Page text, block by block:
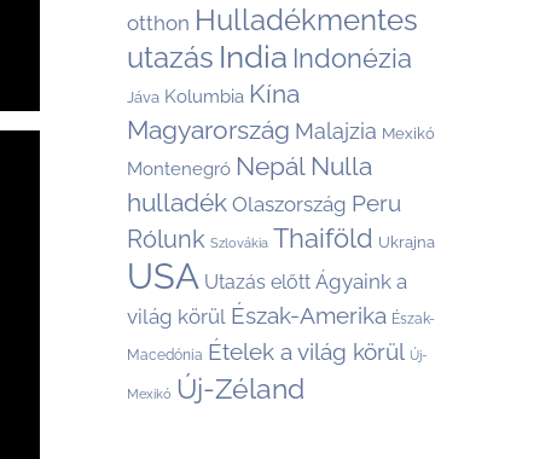
otthon Hulladékmentes
utazás India Indonézia
Jáva Kolumbia Kína
Magyarország Malajzia Mexikó
Montenegró Nepál Nulla
hulladék Olaszország Peru
Rólunk Szlovákia Thaiföld Ukrajna
USA Utazás előtt Ágyaink a
világ körül Észak-Amerika Észak-
Macedónia Ételek a világ körül Új-
Mexikó Új-Zéland